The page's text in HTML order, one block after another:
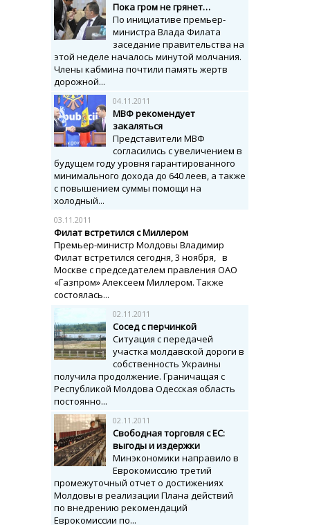
Пока гром не грянет…
По инициативе премьер-
министра Влада Филата
заседание правительства на
этой неделе началось минутой молчания.
Члены кабмина почтили память жертв
дорожной...
04.11.2011
МВФ рекомендует
закаляться
Представители МВФ
согласились с увеличением в
будущем году уровня гарантированного
минимального дохода до 640 леев, а также
с повышением суммы помощи на
холодный...
03.11.2011
Филат встретился с Миллером
Премьер-министр Молдовы Владимир
Филат встретился сегодня, 3 ноября, в
Москве с председателем правления ОАО
«Газпром» Алексеем Миллером. Также
состоялась...
02.11.2011
Сосед с перчинкой
Ситуация с передачей
участка молдавской дороги в
собственность Украины
получила продолжение. Граничащая с
Республикой Молдова Одесская область
постоянно...
02.11.2011
Свободная торговля с ЕС:
выгоды и издержки
Минэкономики направило в
Еврокомиссию третий
промежуточный отчет о достижениях
Молдовы в реализации Плана действий
по внедрению рекомендаций
Еврокомиссии по...